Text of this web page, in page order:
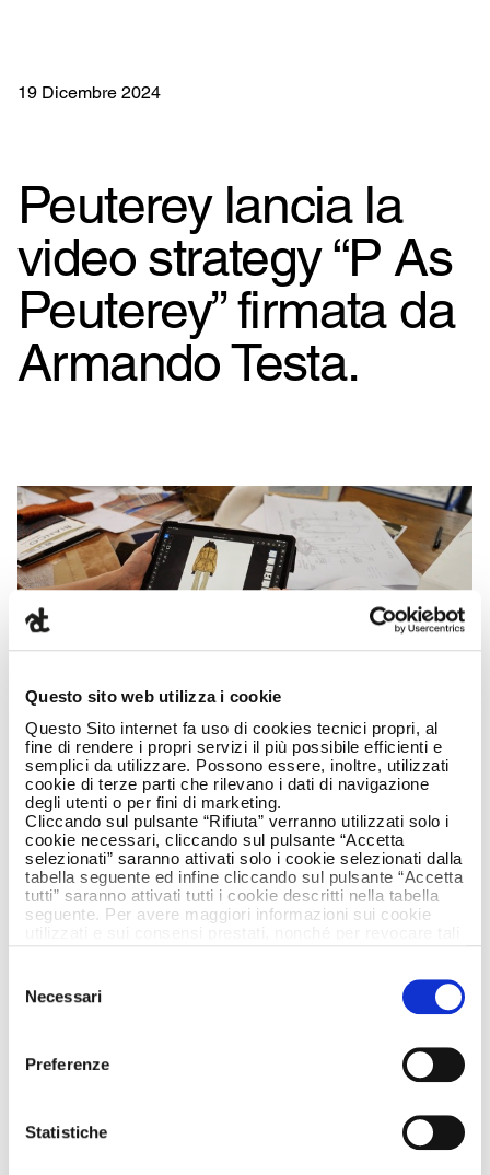
Questo sito web utilizza i cookie
Questo Sito internet fa uso di cookies tecnici propri, al
fine di rendere i propri servizi il più possibile efficienti e
semplici da utilizzare. Possono essere, inoltre, utilizzati
cookie di terze parti che rilevano i dati di navigazione
degli utenti o per fini di marketing.
Cliccando sul pulsante “Rifiuta” verranno utilizzati solo i
cookie necessari, cliccando sul pulsante “Accetta
selezionati” saranno attivati solo i cookie selezionati dalla
tabella seguente ed infine cliccando sul pulsante “Accetta
tutti” saranno attivati tutti i cookie descritti nella tabella
seguente. Per avere maggiori informazioni sui cookie
delNecessari
Preferenze
Statistiche
19 Dicembre 2024
Peuterey lancia la
video strategy “P As
Peuterey” firmata da
Armando Testa.
Un progetto congiunto tra il brand team e
Armando Testaper raccontare l’eccellenza del
brand toscano.
Dalla sinergia creativa tra il team interno di
brand, che si articola in una serie di contenuti
video volti a portare il pubblico nel cuore del
processo produttivo del brand e valorizzare la
cura e qualità che da sempre lo
L’obiettivo della campagna è portare gli utenti
dietro le quinte di Peuterey, mostrando i gesti,